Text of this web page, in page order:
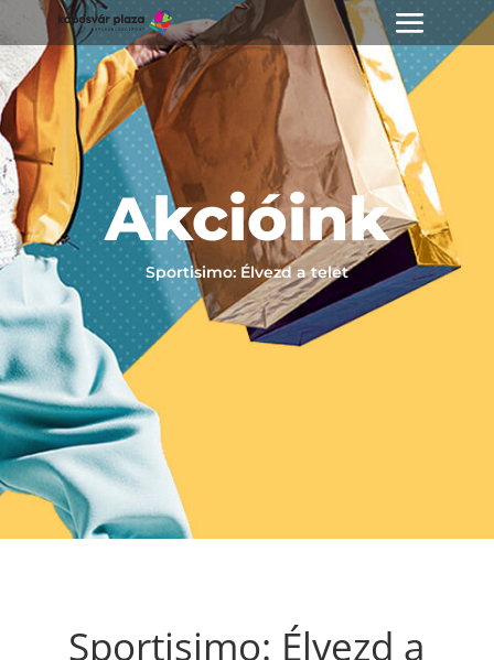
Akcióink
Sportisimo: Élvezd a telet
Sportisimo: Élvezd a